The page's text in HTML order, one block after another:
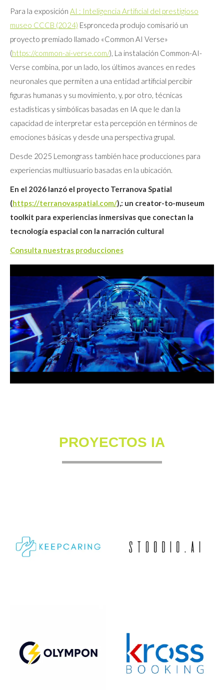
Para la exposición AI : Inteligencia Artificial del prestigioso
museo CCCB (2024) Espronceda produjo comisarió un
proyecto premiado llamado «Common AI Verse»
(https://common-ai-verse.com/), La instalación Common-AI-
Verse combina, por un lado, los últimos avances en redes
neuronales que permiten a una entidad artificial percibir
figuras humanas y su movimiento, y, por otro, técnicas
estadísticas y simbólicas basadas en IA que le dan la
capacidad de interpretar esta percepción en términos de
emociones básicas y desde una perspectiva grupal.
Desde 2025 Lemongrass también hace producciones para
experiencias multiusuario basadas en la ubicación.
En el 2026 lanzó el proyecto Terranova Spatial
(https://terranovaspatial.com/),: un creator-to-museum
toolkit para experiencias inmersivas que conectan la
tecnología espacial con la narración cultural
Consulta nuestras producciones
PROYECTOS IA